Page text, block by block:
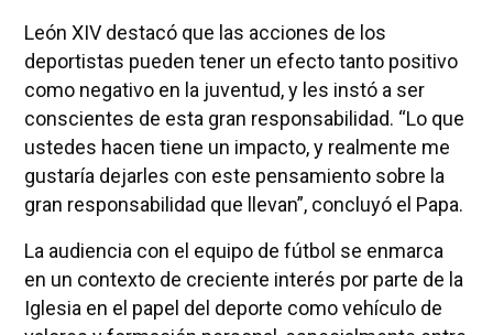
León XIV destacó que las acciones de los
deportistas pueden tener un efecto tanto positivo
como negativo en la juventud, y les instó a ser
conscientes de esta gran responsabilidad. “Lo que
ustedes hacen tiene un impacto, y realmente me
gustaría dejarles con este pensamiento sobre la
gran responsabilidad que llevan”, concluyó el Papa.
La audiencia con el equipo de fútbol se enmarca
en un contexto de creciente interés por parte de la
Iglesia en el papel del deporte como vehículo de